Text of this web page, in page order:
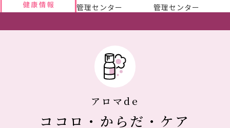
人間ドック 最新空き情報
アロマde
ココロ・からだ・ケア